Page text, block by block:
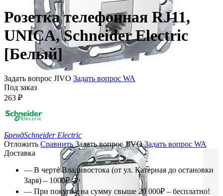
Розетка телефонная RJ11,
UNICA, Schneider Electric
[Белый]
Задать вопрос JIVO Задать вопрос WA
Под заказ
263 ₽
БрендSchneider Electric
Отложить Сравнить Задать вопрос JIVO Задать вопрос WA
Доставка
— В черте Владивостока (от ул. Катерная до остановки
Заря) – 1000₽
— При покупке на сумму свыше 20 000₽ – бесплатно!